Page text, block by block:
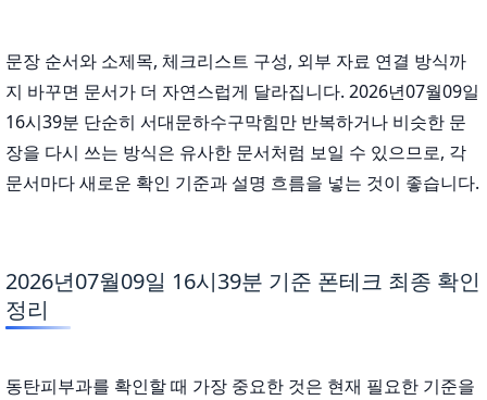
문장 순서와 소제목, 체크리스트 구성, 외부 자료 연결 방식까
지 바꾸면 문서가 더 자연스럽게 달라집니다. 2026년07월09일
16시39분 단순히 서대문하수구막힘만 반복하거나 비슷한 문
장을 다시 쓰는 방식은 유사한 문서처럼 보일 수 있으므로, 각
문서마다 새로운 확인 기준과 설명 흐름을 넣는 것이 좋습니다.
2026년07월09일 16시39분 기준 폰테크 최종 확인
정리
동탄피부과를 확인할 때 가장 중요한 것은 현재 필요한 기준을